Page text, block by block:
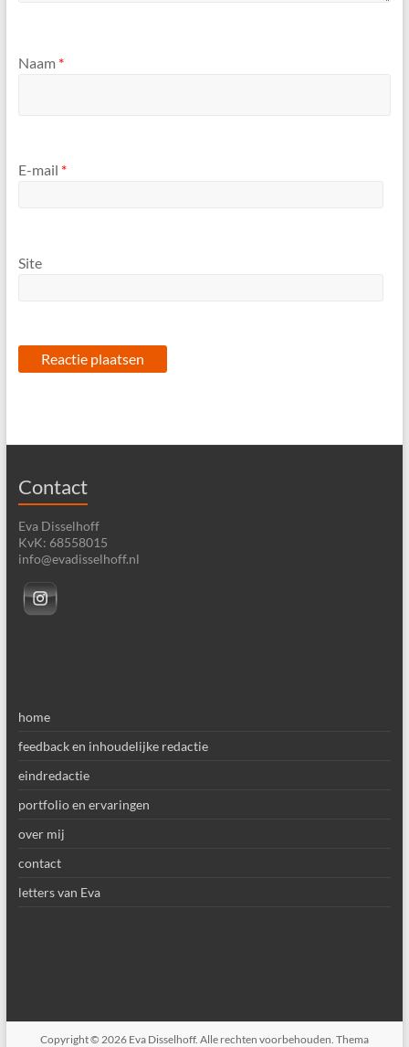
Naam *
E-mail *
Site
Contact
Eva Disselhoff
KvK: 68558015
info@evadisselhoff.nl
home
feedback en inhoudelijke redactie
eindredactie
portfolio en ervaringen
over mij
contact
letters van Eva
Copyright © 2026 Eva Disselhoff. Alle rechten voorbehouden. Thema